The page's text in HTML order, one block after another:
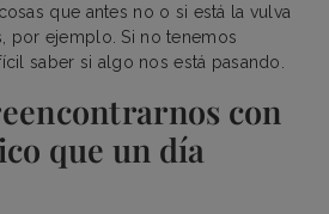
que antes no o si está la vulva
por ejemplo. Si no tenemos
saber si algo nos está pasando.
con
que un día